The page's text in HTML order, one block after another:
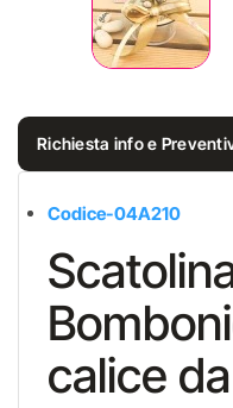
Richiesta info e
Codice-04A210
calice